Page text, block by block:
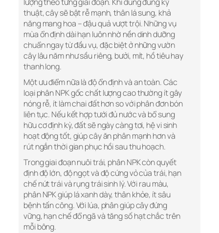
thuật, cây sẽ bật rễ mạnh, thân lá sung, khả
năng mang hoa – đậu quả vượt trội. Những vụ
mùa ổn định dài hạn luôn nhờ nền dinh dưỡng
chuẩn ngay từ đầu vụ, đặc biệt ở những vườn
cây lâu năm như sầu riêng, bưởi, mít, hồ tiêu hay
thanh long.
Một ưu điểm nữa là độ ổn định và an toàn. Các
loại phân NPK gốc chất lượng cao thường ít gây
nóng rễ, ít làm chai đất hơn so với phân đơn bón
liên tục. Nếu kết hợp tưới đủ nước và bổ sung
hữu cơ định kỳ, đất sẽ ngày càng tơi, hệ vi sinh
hoạt động tốt, giúp cây ăn phân mạnh hơn và
rút ngắn thời gian phục hồi sau thu hoạch.
Trong giai đoạn nuôi trái, phân NPK còn quyết
định độ lớn, độ ngọt và độ cứng vỏ của trái, hạn
chế nứt trái và rụng trái sinh lý. Với rau màu,
phân NPK giúp lá xanh dày, thân khỏe, ít sâu
bệnh tấn công. Với lúa, phân giúp cây đứng
vững, hạn chế đổ ngã và tăng số hạt chắc trên
mỗi bông.